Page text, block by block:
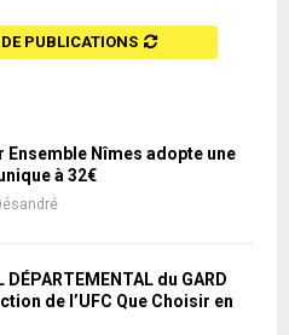
PUBLICATIONS
Ensemble Nîmes adopte une
à 32€
DÉPARTEMENTAL du GARD
de l’UFC Que Choisir en